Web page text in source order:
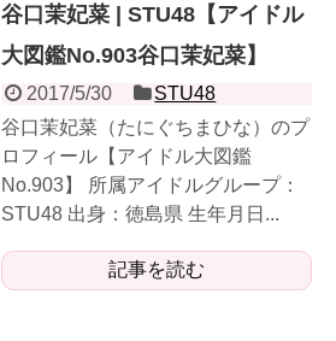
谷口茉妃菜 | STU48【アイドル
大図鑑No.903谷口茉妃菜】
2017/5/30
STU48
谷口茉妃菜（たにぐちまひな）のプ
ロフィール【アイドル大図鑑
No.903】 所属アイドルグループ：
STU48 出身：徳島県 生年月日...
記事を読む